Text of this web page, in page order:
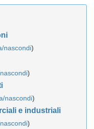
nascondi)
)
nascondi)
e industriali
)